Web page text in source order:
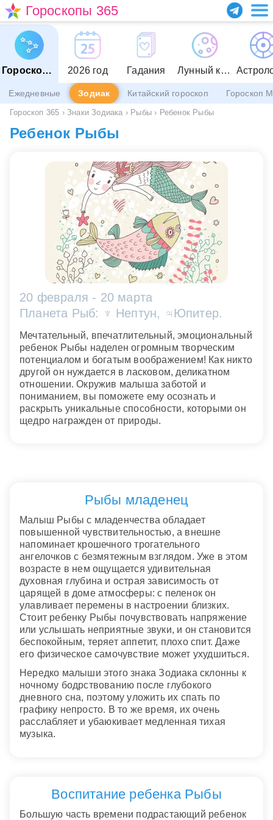
Гороскопы 365
Гороскопы 2026 год Гадания Лунный календарь
Ежедневные Зодиак Китайский гороскоп Гороскоп
Гороскоп 365 › Знаки Зодиака › Рыбы › Ребенок Рыбы
Ребенок Рыбы
20 февраля - 20 марта
Планета Рыб: ♆ Нептун, ♃Юпитер.
Мечтательный, впечатлительный, эмоциональный
ребенок Рыбы наделен огромным творческим
потенциалом и богатым воображением! Как никто
другой он нуждается в ласковом, деликатном
отношении. Окружив малыша заботой и
пониманием, вы поможете ему осознать и
раскрыть уникальные способности, которыми он
щедро награжден от природы.
Рыбы младенец
Малыш Рыбы с младенчества обладает
повышенной чувствительностью, а внешне
напоминает крошечного трогательного
ангелочков с безмятежным взглядом. Уже в этом
возрасте в нем ощущается удивительная
духовная глубина и острая зависимость от
царящей в доме атмосферы: с пеленок он
улавливает перемены в настроении близких.
Стоит ребенку Рыбы почувствовать напряжение
или услышать неприятные звуки, и он становится
беспокойным, теряет аппетит, плохо спит. Даже
его физическое самочувствие может ухудшиться.
Нередко малыши этого знака Зодиака склонны к
ночному бодрствованию после глубокого
дневного сна, поэтому уложить их спать по
графику непросто. В то же время, их очень
расслабляет и убаюкивает медленная тихая
музыка.
Воспитание ребенка Рыбы
Большую часть времени подрастающий ребенок